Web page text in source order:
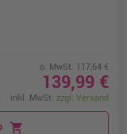
o. MwSt. 117,64 €
139,99 €
inkl. MwSt. zzgl. Versand
shopping_cart